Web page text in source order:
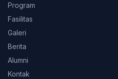
Program
Fasilitas
Galeri
Berita
Alumni
Kontak